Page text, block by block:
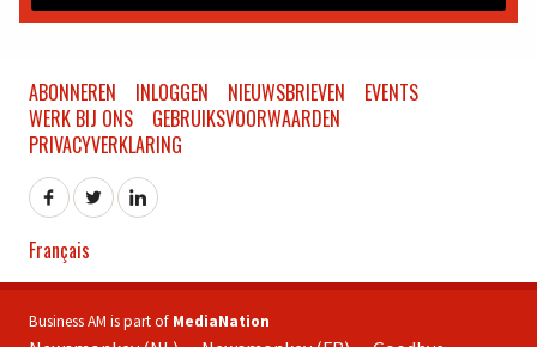
ABONNEREN INLOGGEN NIEUWSBRIEVEN
EVENTS
WERK BIJ ONS
GEBRUIKSVOORWAARDEN
PRIVACYVERKLARING
Français
Business AM is part of MediaNation